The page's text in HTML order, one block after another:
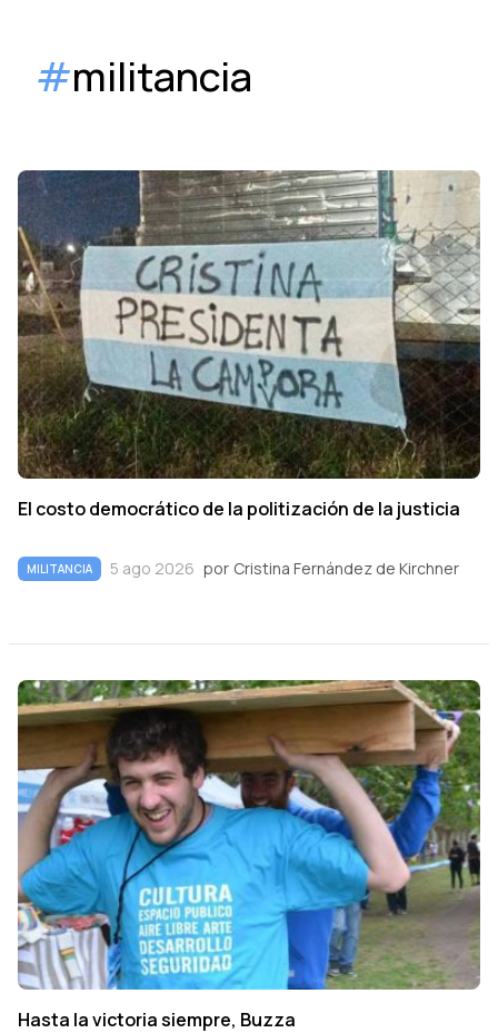
#militancia
El costo democrático de la politización de la justicia
MILITANCIA 5 ago 2026 por Cristina Fernández de Kirchner
Hasta la victoria siempre, Buzza